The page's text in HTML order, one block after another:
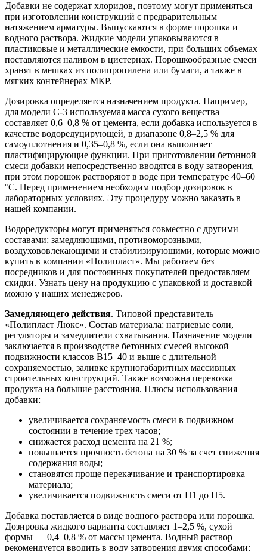
Добавки не содержат хлоридов, поэтому могут применяться
при изготовлении конструкций с предварительным
натяжением арматуры. Выпускаются в форме порошка и
водного раствора. Жидкие модели упаковываются в
пластиковые и металлические емкости, при больших объемах
поставляются наливом в цистернах. Порошкообразные смеси
хранят в мешках из полипропилена или бумаги, а также в
мягких контейнерах МКР.
Дозировка определяется назначением продукта. Например,
для модели С-3 используемая масса сухого вещества
составляет 0,6–0,8 % от цемента, если добавка используется в
качестве водоредуцирующей, в диапазоне 0,8–2,5 % для
самоуплотнения и 0,35–0,8 %, если она выполняет
пластифицирующие функции. При приготовлении бетонной
смеси добавки непосредственно вводятся в воду затворения,
при этом порошок растворяют в воде при температуре 40–60
°С. Перед применением необходим подбор дозировок в
лабораторных условиях. Эту процедуру можно заказать в
нашей компании.
Водоредукторы могут применяться совместно с другими
составами: замедляющими, противоморозными,
воздухововлекающими и стабилизирующими, которые можно
купить в компании «Полипласт». Мы работаем без
посредников и для постоянных покупателей предоставляем
скидки. Узнать цену на продукцию с упаковкой и доставкой
можно у наших менеджеров.
Замедляющего действия. Типовой представитель —
«Полипласт Люкс». Состав материала: натриевые соли,
регуляторы и замедлители схватывания. Назначение модели
заключается в производстве бетонных смесей высокой
подвижности классов В15–40 и выше с длительной
сохраняемостью, заливке крупногабаритных массивных
строительных конструкций. Также возможна перевозка
продукта на большие расстояния. Плюсы использования
добавки:
увеличивается сохраняемость смеси в подвижном
состоянии в течение трех часов;
снижается расход цемента на 21 %;
повышается прочность бетона на 30 % за счет снижения
содержания воды;
становятся проще перекачивание и транспортировка
материала;
увеличивается подвижность смеси от П1 до П5.
Добавка поставляется в виде водного раствора или порошка.
Дозировка жидкого варианта составляет 1–2,5 %, сухой
формы — 0,4–0,8 % от массы цемента. Водный раствор
рекомендуется вводить в воду затворения двумя способами: